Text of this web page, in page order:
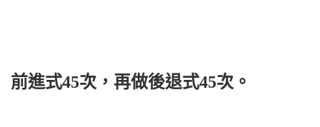
前進式45次，再做後退式45次。